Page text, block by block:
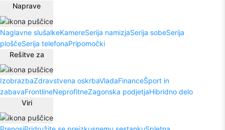
Naprave
Naglavne slušalkeKamereSerija namizjaSerija sobeSerija
ploščeSerija telefonaPripomočki
Rešitve za
IzobrazbaZdravstvena oskrbaVladaFinanceŠport in
zabavaFrontlineNeprofitneZagonska podjetjaHibridno delo
Viri